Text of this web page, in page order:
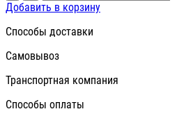
Добавить в корзину
Способы доставки
Самовывоз
Транспортная компания
Способы оплаты